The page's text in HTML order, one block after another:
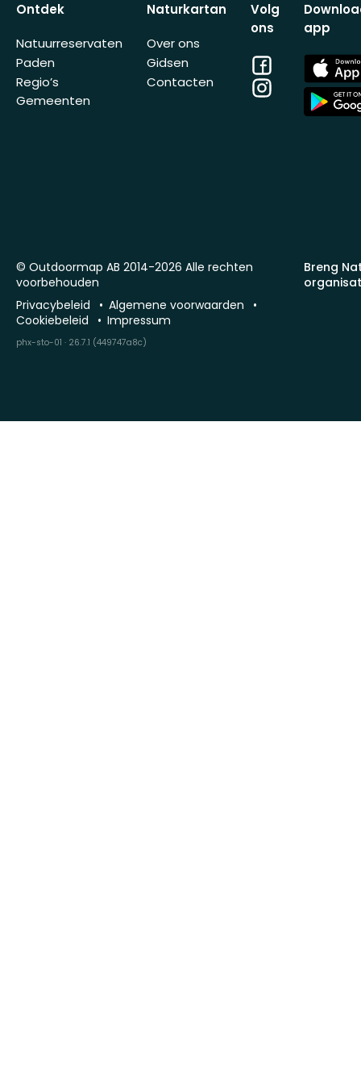
Ontdek
Natuurreservaten
Paden
Regio’s
Gemeenten
Naturkartan
Over ons
Gidsen
Contacten
Volg
ons
Facebook
Instagram
app
App
Store
App
Store
Breng
© Outdoormap AB 2014-2026 Alle rechten
voorbehouden
Privacybeleid
Algemene voorwaarden
Cookiebeleid
Impressum
phx-sto-01 · 26.7.1 (449747a8c)